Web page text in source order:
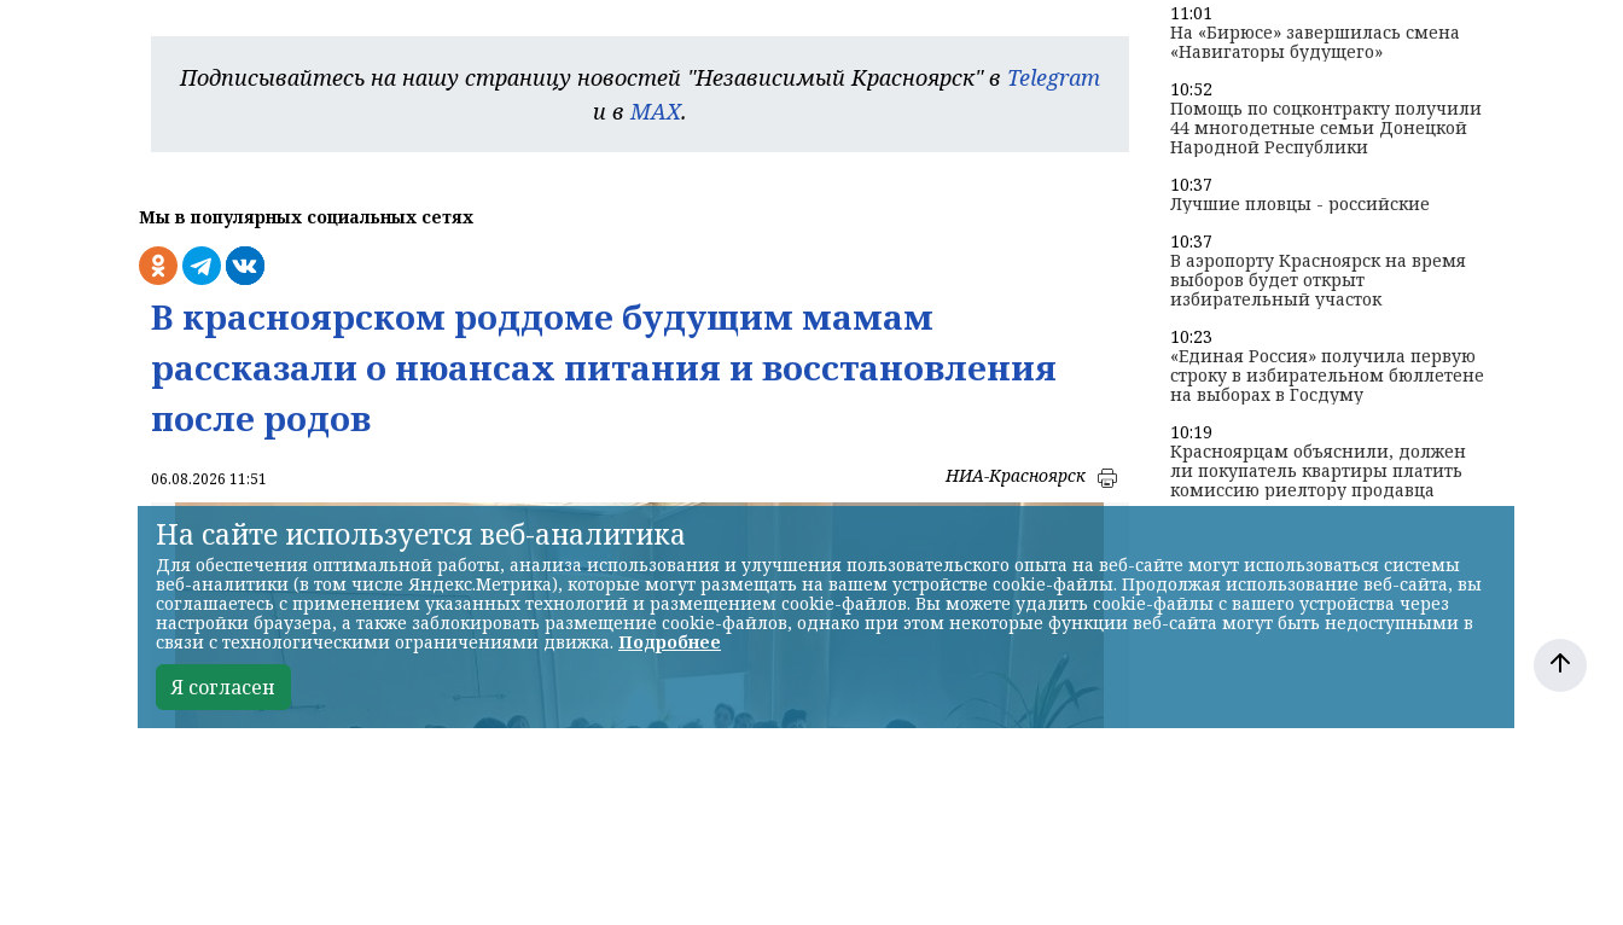
Подписывайтесь на нашу страницу новостей "Независимый Красноярск" в Telegram
и вMAX.
Мы в популярных социальных сетях
В красноярском роддоме будущим мамам
рассказали о нюансах питания и восстановления
после родов
06.08.2026 11:51 НИА-Красноярск
11:01
На «Бирюсе» завершилась смена
«Навигаторы будущего»
10:52
Помощь по соцконтракту получили
44 многодетные семьи Донецкой
Народной Республики
10:37
Лучшие пловцы - российские
10:37
В аэропорту Красноярск на время
выборов будет открыт
избирательный участок
10:23
«Единая Россия» получила первую
строку в избирательном бюллетене
на выборах в Госдуму
10:19
Красноярцам объяснили, должен
ли покупатель квартиры платить
комиссию риелтору продавца
На сайте используется веб-аналитика
Для обеспечения оптимальной работы, анализа использования и улучшения пользовательского опыта на веб-сайте могут использоваться системы
веб-аналитики (в том числе Яндекс.Метрика), которые могут размещать на вашем устройстве cookie-файлы. Продолжая использование веб-сайта, вы
соглашаетесь с применением указанных технологий и размещением cookie-файлов. Вы можете удалить cookie-файлы с вашего устройства через
настройки браузера, а также заблокировать размещение cookie-файлов, однако при этом некоторые функции веб-сайта могут быть недоступными в
связи с технологическими ограничениями движка. Подробнее
Я согласен